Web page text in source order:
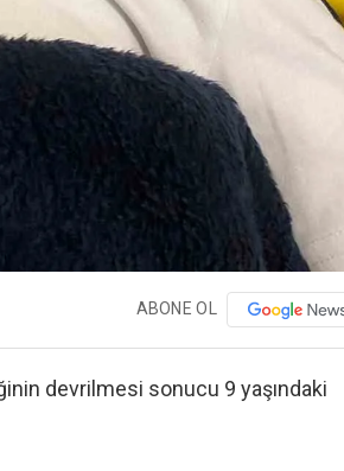
ABONE OL
devrilmesi sonucu 9 yaşındaki